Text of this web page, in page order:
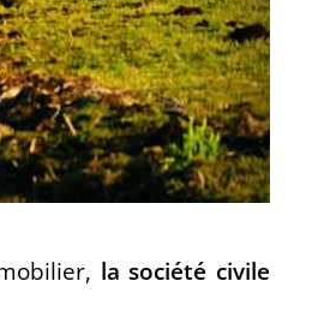
la société civile